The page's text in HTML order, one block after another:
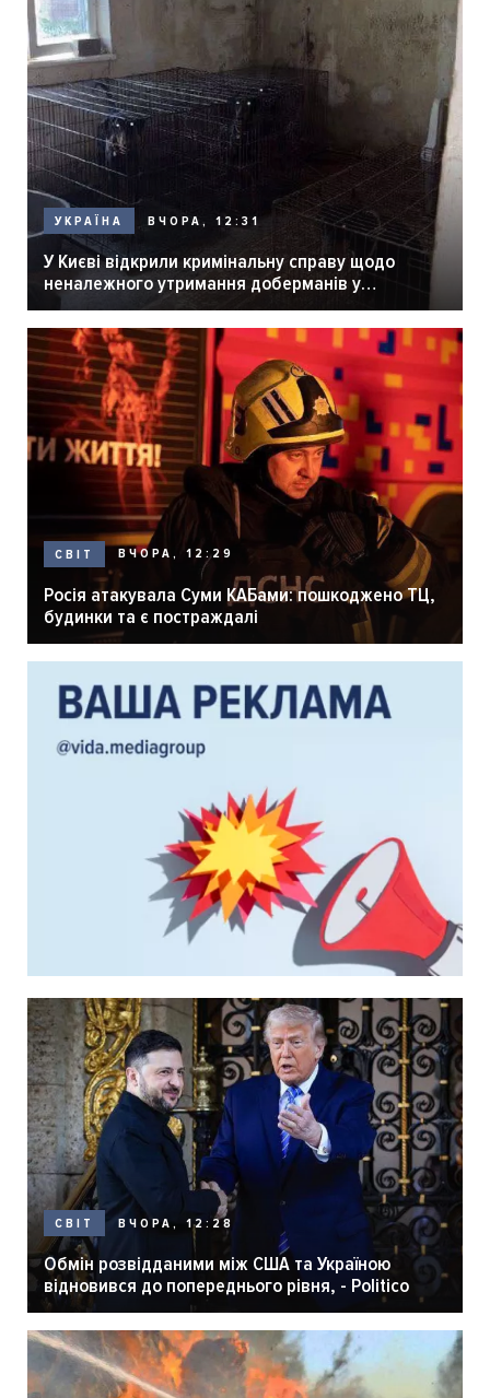
УКРАЇНА ВЧОРА, 12:31
У Києві відкрили кримінальну справу щодо
неналежного утримання доберманів у
розпліднику
СВІТ ВЧОРА, 12:29
Росія атакувала Суми КАБами: пошкоджено ТЦ,
будинки та є постраждалі
СВІТ ВЧОРА, 12:28
Обмін розвідданими між США та Україною
відновився до попереднього рівня, - Politico